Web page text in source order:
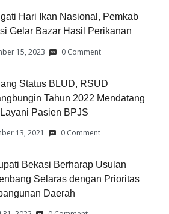
Hari Ikan Nasional, Pemkab
Gelar Bazar Hasil Perikanan
15, 2023 0 Comment
Status BLUD, RSUD
Tahun 2022 Mendatang
Pasien BPJS
13, 2021 0 Comment
Bekasi Berharap Usulan
Selaras dengan Prioritas
Daerah